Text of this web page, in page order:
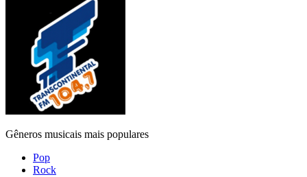
Gêneros musicais mais populares
Pop
Rock